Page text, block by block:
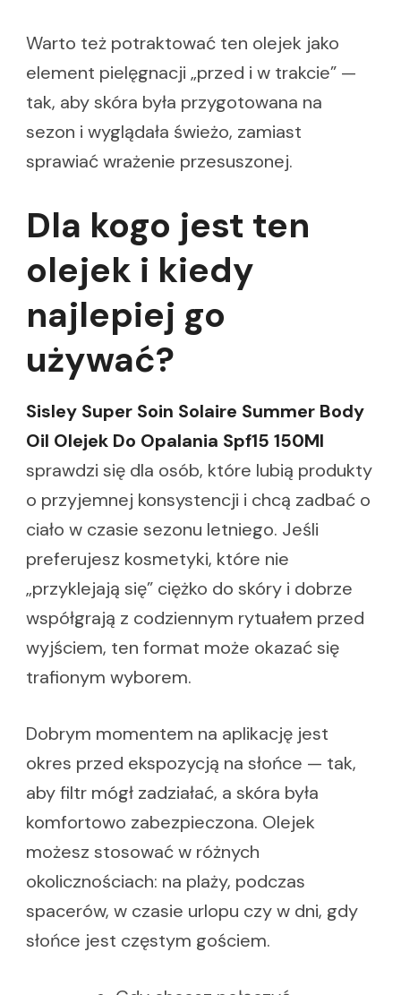
Warto też potraktować ten olejek jako
element pielęgnacji „przed i w trakcie” —
tak, aby skóra była przygotowana na
sezon i wyglądała świeżo, zamiast
sprawiać wrażenie przesuszonej.
Dla kogo jest ten
olejek i kiedy
najlepiej go
używać?
Sisley Super Soin Solaire Summer Body
Oil Olejek Do Opalania Spf15 150Ml
sprawdzi się dla osób, które lubią produkty
o przyjemnej konsystencji i chcą zadbać o
ciało w czasie sezonu letniego. Jeśli
preferujesz kosmetyki, które nie
„przyklejają się” ciężko do skóry i dobrze
współgrają z codziennym rytuałem przed
wyjściem, ten format może okazać się
trafionym wyborem.
Dobrym momentem na aplikację jest
okres przed ekspozycją na słońce — tak,
aby filtr mógł zadziałać, a skóra była
komfortowo zabezpieczona. Olejek
możesz stosować w różnych
okolicznościach: na plaży, podczas
spacerów, w czasie urlopu czy w dni, gdy
słońce jest częstym gościem.